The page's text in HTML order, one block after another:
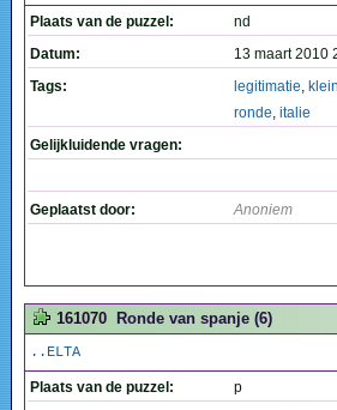
Plaats van de puzzel:
nd
Datum:
13 maart 2010
Tags:
legitimatie,
ronde, italie
Gelijkluidende vragen:
Geplaatst door: Anoniem
161070 Ronde van spanje (6)
..ELTA
Plaats van de puzzel:
p